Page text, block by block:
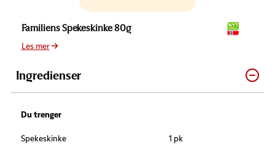
Familiens Spekeskinke 80g
Les mer
Ingredienser
Du trenger
Spekeskinke 1 pk